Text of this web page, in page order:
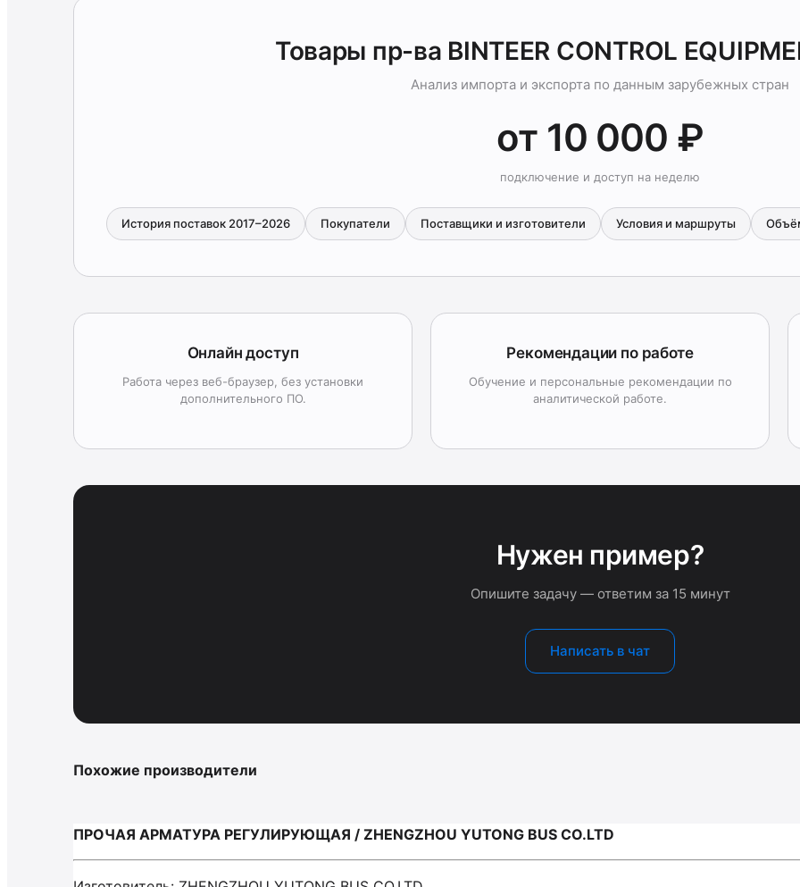
Товары пр-ва BINTEER CONTROL
Анализ импорта и экспорта по данным зарубежных стран
от 10 000 ₽
подключение и доступ на неделю
История поставок 2017–2026 Покупатели Поставщики и изготовители Условия и маршруты
Онлайн доступ
Работа через веб-браузер, без установки
дополнительного ПО.
Рекомендации по работе
Обучение и персональные рекомендации по
аналитической работе.
Нужен пример?
Опишите задачу — ответим за 15 минут
Написать в чат
Похожие производители
ПРОЧАЯ АРМАТУРА РЕГУЛИРУЮЩАЯ / ZHENGZHOU YUTONG BUS CO.LTD